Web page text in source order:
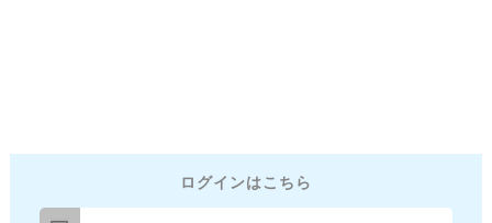
ログインはこちら